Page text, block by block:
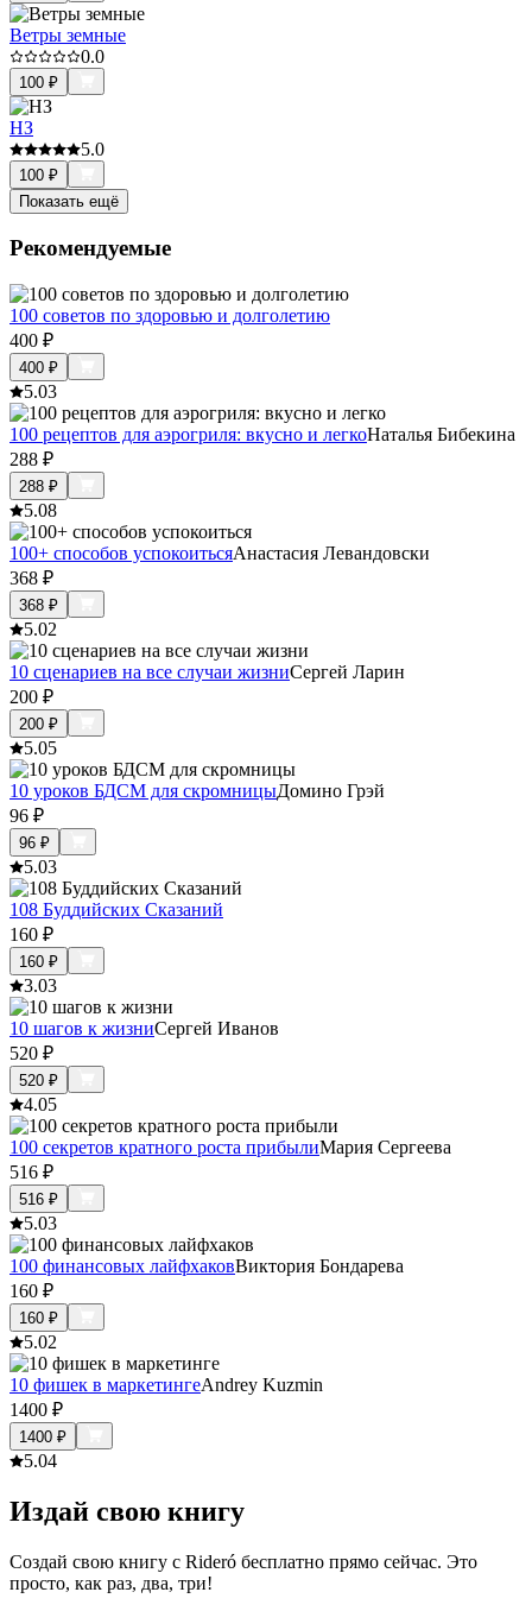
Ветры земные
0.0
100 ₽
НЗ
5.0
100 ₽
Показать ещё
Рекомендуемые
100 советов по здоровью и долголетию
400 ₽
400 ₽
5.03
100 рецептов для аэрогриля: вкусно и легкоНаталья Бибекина
288 ₽
288 ₽
5.08
100+ способов успокоитьсяАнастасия Левандовски
368 ₽
368 ₽
5.02
10 сценариев на все случаи жизниСергей Ларин
200 ₽
200 ₽
5.05
10 уроков БДСМ для скромницыДомино Грэй
96 ₽
96 ₽
5.03
108 Буддийских Сказаний
160 ₽
160 ₽
3.03
10 шагов к жизниСергей Иванов
520 ₽
520 ₽
4.05
100 секретов кратного роста прибылиМария Сергеева
516 ₽
516 ₽
5.03
100 финансовых лайфхаковВиктория Бондарева
160 ₽
160 ₽
5.02
10 фишек в маркетингеAndrey Kuzmin
1400 ₽
1400 ₽
5.04
Издай свою книгу
Создай свою книгу с Rideró бесплатно прямо сейчас. Это
просто, как раз, два, три!